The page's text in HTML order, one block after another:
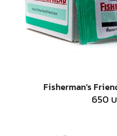
Fisherman’s
650